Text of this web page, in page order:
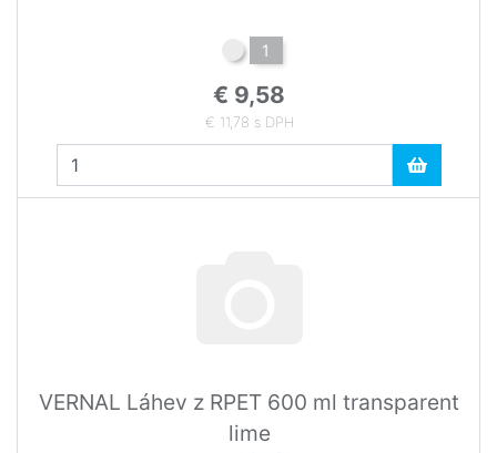
1
€ 9,58
€ 11,78 s DPH
VERNAL Láhev z RPET 600 ml transparent
lime